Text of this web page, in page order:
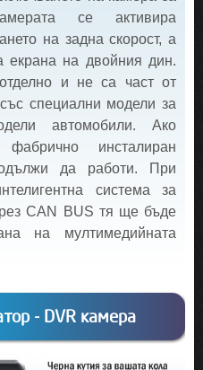
се активира
на задна скорост, а
екрана на двойния дин.
и не са част от
специални модели за
автомобили. Ако
инсталиран
да работи. При
система за
CAN BUS тя ще бъде
на мултимедийната
- DVR камера